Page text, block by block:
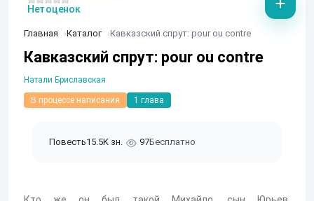
Главная Каталог Кавказский спрут: pour ou contre
Кавказский спрут: pour ou contre
Натали Бриславская
В процессе написания 1 глава
Повесть15.5K зн. 97Бесплатно
Нет оценок